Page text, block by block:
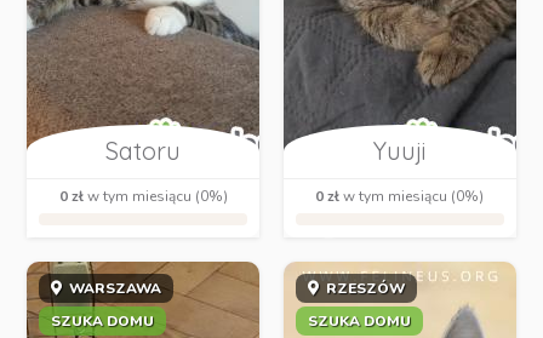
Satoru
0 złw tym miesiącu (0%)
Yuuji
0 złw tym miesiącu (0%)
WARSZAWA
SZUKA DOMU
RZESZÓW
SZUKA DOMU